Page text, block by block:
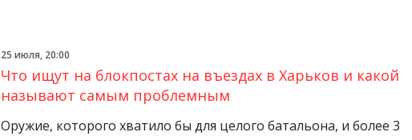
25 июля, 20:00
Что ищут на блокпостах на въездах в Харьков и какой
называют самым проблемным
Оружие, которого хватило бы для целого батальона, и более 3